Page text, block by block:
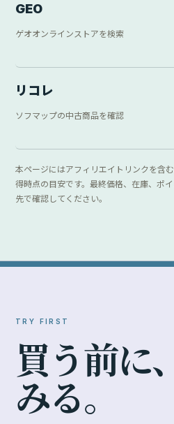
GEO
ゲオオンラインストアを検索
リコレ
ソフマップの中古商品を確認
本ページにはアフィリエイトリンクを含
得時点の目安です。最終価格、在庫、ポ
先で確認してください。
TRY FIRST
買う前に、
みる。